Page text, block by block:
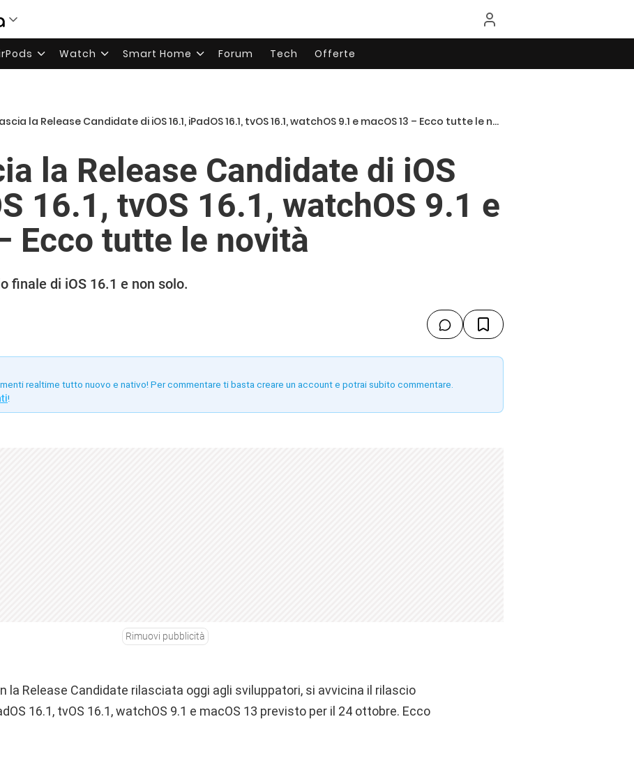
Watch Smart Home Forum Tech Offerte
la Release Candidate di iOS 16.1, iPadOS 16.1, tvOS 16.1, watchOS 9.1 e macOS 13 – Ecco tutte le novità
la Release Candidate di iOS
16.1, tvOS 16.1, watchOS 9.1 e
Ecco tutte le novità
finale di iOS 16.1 e non solo.
realtime tutto nuovo e nativo! Per commentare ti basta creare un account e potrai subito commentare.
!
Rimuovi pubblicità
la Release Candidate rilasciata oggi agli sviluppatori, si avvicina il rilascio
16.1, tvOS 16.1, watchOS 9.1 e macOS 13 previsto per il 24 ottobre. Ecco